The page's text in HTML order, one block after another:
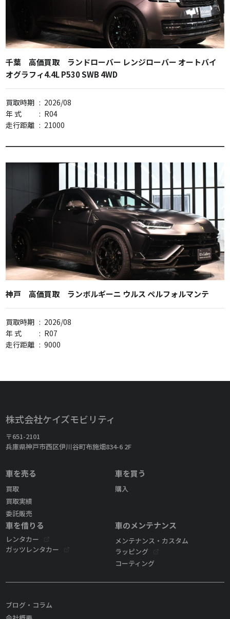
千葉 高価買取 ランドローバー レンジローバー オートバイ
オグラフィ4.4L P530 SWB 4WD
買取時期 : 2026/08
年 式
: R04
走行距離 : 21000
神戸 高価買取 ランボルギーニ ウルス ペルフォルマンテ
買取時期 : 2026/08
年 式
: R07
走行距離 : 9000
株式会社ケイズモビリティ
〒651-2101
兵庫県神戸市西区伊川谷町布施畑834-6 2F
車を売る
買取
買取実績
委託販売
車を買う
購入
車を借りる
レンタカー
ガッツレンタカー
車のメンテナンス
メンテナンス・カスタム
ラッピング
コーティング
ブログ・コラム